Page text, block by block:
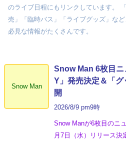
のライブ日程にもリンクしています。
売」「臨時バス」「ライブグッズ」な
必見な情報がたくさんです。
Snow Man
Snow Man 6枚目
Y」発売決定＆「
開
2026/8/9 pm9時
Snow Manが6枚目のニ
月7日（水）リリース決